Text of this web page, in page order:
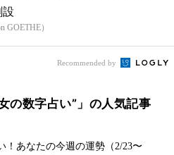
設
GOETHE）
Recommended by
の数字占い”」の人気記事
！あなたの今週の運勢（2/23〜